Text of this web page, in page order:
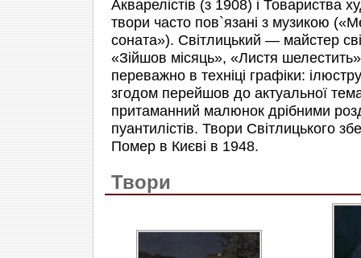
Акварелістів (з 1908) і Товариства
твори часто пов`язані з музикою
соната»). Світлицький — майстер
«Зійшов місяць», «Листя
переважно в техніці графіки:
згодом перейшов до актуальної
притаманний малюнок дрібними
пуантилістів. Твори Світлицького
Помер в Києві в 1948.
Твори